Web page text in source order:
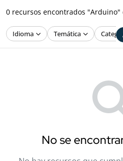
0 recursos encontrados "Arduino"
Idioma Temática
No se